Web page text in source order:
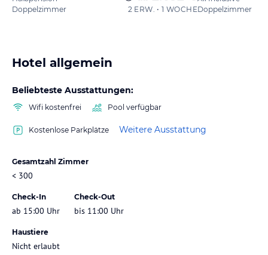
Doppelzimmer
2 ERW. • 1 WOCHEDoppelzimmer
Hotel allgemein
Beliebteste Ausstattungen:
Wifi kostenfrei Pool verfügbar
Kostenlose Parkplätze Weitere Ausstattung
Gesamtzahl Zimmer
< 300
Check-In
ab 15:00 Uhr
Check-Out
bis 11:00 Uhr
Haustiere
Nicht erlaubt